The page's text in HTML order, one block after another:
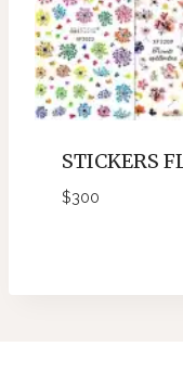
STICKERS
$300